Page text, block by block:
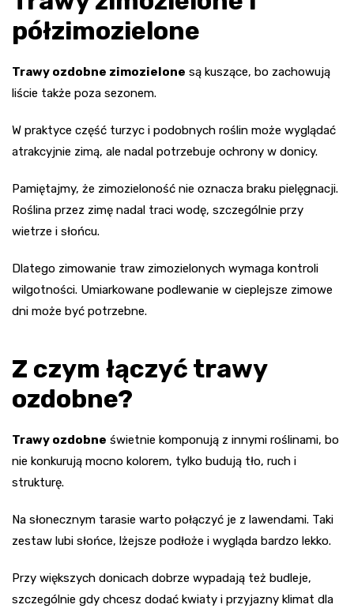
półzimozielone
Trawy ozdobne zimozielone są kuszące, bo zachowują
liście także poza sezonem.
W praktyce część turzyc i podobnych roślin może wyglądać
atrakcyjnie zimą, ale nadal potrzebuje ochrony w donicy.
Pamiętajmy, że zimozieloność nie oznacza braku pielęgnacji.
Roślina przez zimę nadal traci wodę, szczególnie przy
wietrze i słońcu.
Dlatego zimowanie traw zimozielonych wymaga kontroli
wilgotności. Umiarkowane podlewanie w cieplejsze zimowe
dni może być potrzebne.
Z czym łączyć trawy
ozdobne?
Trawy ozdobne świetnie komponują z innymi roślinami, bo
nie konkurują mocno kolorem, tylko budują tło, ruch i
strukturę.
Na słonecznym tarasie warto połączyć je z lawendami. Taki
zestaw lubi słońce, lżejsze podłoże i wygląda bardzo lekko.
Przy większych donicach dobrze wypadają też budleje,
szczególnie gdy chcesz dodać kwiaty i przyjazny klimat dla